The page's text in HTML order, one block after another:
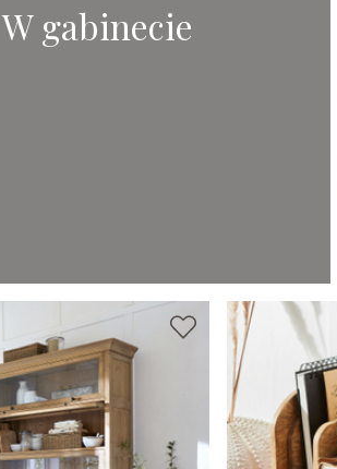
W gabinecie